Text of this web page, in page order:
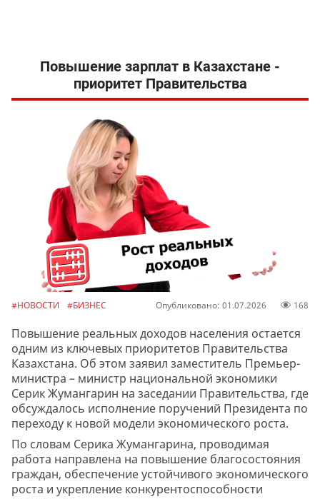
Повышение зарплат в Казахстане -
приоритет Правительства
#НОВОСТИ #БИЗНЕС Опубликовано: 01.07.2026 168
Повышение реальных доходов населения остается
одним из ключевых приоритетов Правительства
Казахстана. Об этом заявил заместитель Премьер-
министра – министр национальной экономики
Серик Жумангарин на заседании Правительства, где
обсуждалось исполнение поручений Президента по
переходу к новой модели экономического роста.
По словам Серика Жумангарина, проводимая
работа направлена на повышение благосостояния
граждан, обеспечение устойчивого экономического
роста и укрепление конкурентоспособности